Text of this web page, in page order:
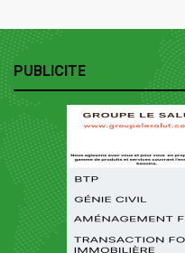
PUBLICITE